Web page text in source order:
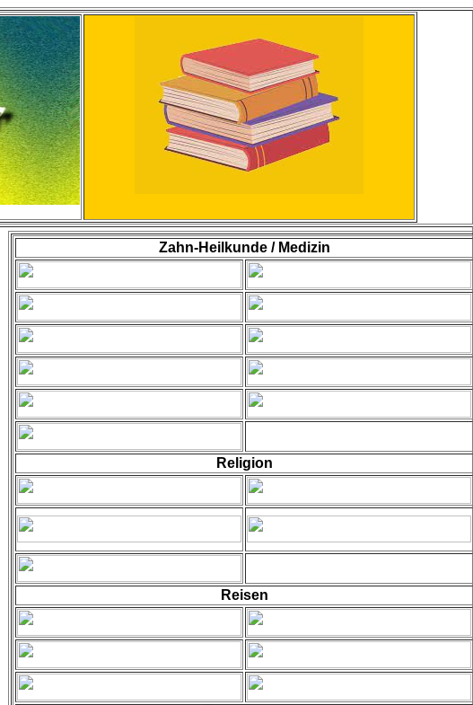
Zahn-Heilkunde / Medizin
Religion
Reisen